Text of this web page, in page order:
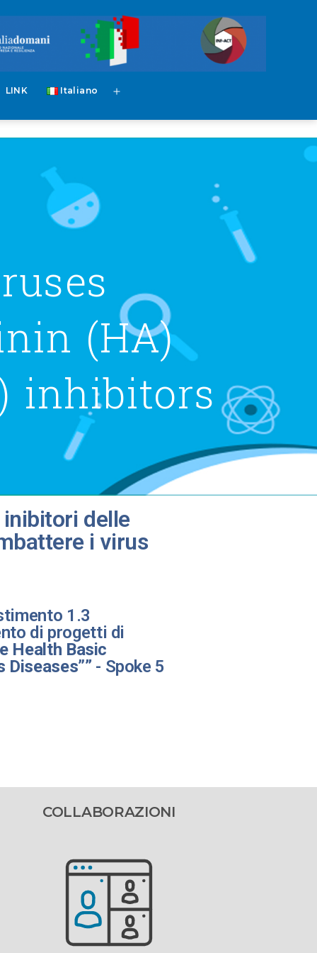
LINK Italiano
(HA)
inhibitors
delle
i virus
1.3
di progetti di
Health Basic
Diseases”” - Spoke 5
COLLABORAZIONI